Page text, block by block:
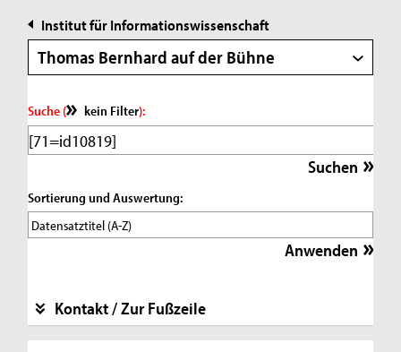
Institut für Informationswissenschaft
Thomas Bernhard auf der Bühne
Suche ( kein Filter):
Sortierung und Auswertung:
Kontakt / Zur Fußzeile